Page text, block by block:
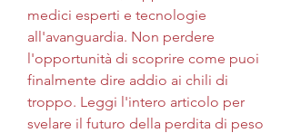
medici esperti e tecnologie
all'avanguardia. Non perdere
l'opportunità di scoprire come puoi
finalmente dire addio ai chili di
troppo. Leggi l'intero articolo per
svelare il futuro della perdita di peso